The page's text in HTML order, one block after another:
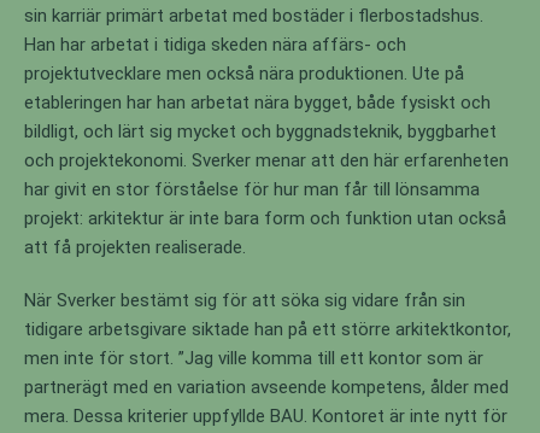
sin karriär primärt arbetat med bostäder i flerbostadshus.
Han har arbetat i tidiga skeden nära affärs- och
projektutvecklare men också nära produktionen. Ute på
etableringen har han arbetat nära bygget, både fysiskt och
bildligt, och lärt sig mycket och byggnadsteknik, byggbarhet
och projektekonomi. Sverker menar att den här erfarenheten
har givit en stor förståelse för hur man får till lönsamma
projekt: arkitektur är inte bara form och funktion utan också
att få projekten realiserade.
När Sverker bestämt sig för att söka sig vidare från sin
tidigare arbetsgivare siktade han på ett större arkitektkontor,
men inte för stort. ”Jag ville komma till ett kontor som är
partnerägt med en variation avseende kompetens, ålder med
mera. Dessa kriterier uppfyllde BAU. Kontoret är inte nytt för